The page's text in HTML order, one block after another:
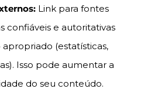
Link para fontes
confiáveis e autoritativas
apropriado (estatísticas,
Isso pode aumentar a
do seu conteúdo.